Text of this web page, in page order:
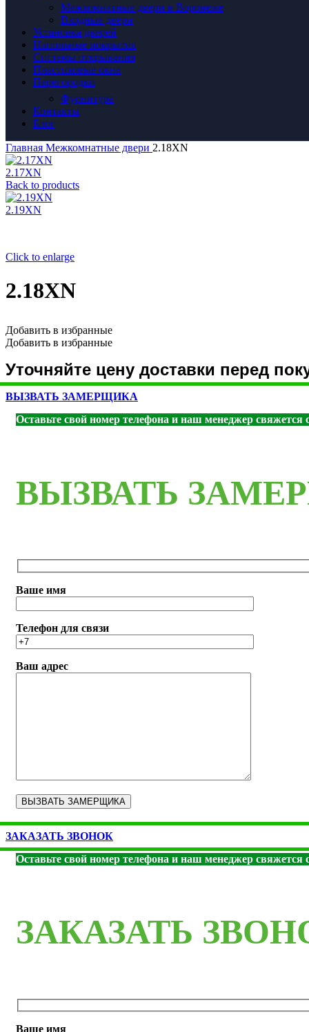
Межкомнатные двери в Воронеже
Входные двери
Установка дверей
Напольные покрытия
Системы открывания
Пластиковые окна
Перегородки
Фурнитура
Контакты
Блог
Главная Межкомнатные двери 2.18XN
2.17XN
Back to products
2.19XN
Click to enlarge
2.18XN
Добавить в избранные
Добавить в избранные
Уточняйте цену доставки перед
ВЫЗВАТЬ ЗАМЕРЩИКА
Оставьте свой номер телефона и наш менеджер свяжется
ВЫЗВАТЬ
Ваше имя
Телефон для связи
Ваш адрес
ЗАКАЗАТЬ ЗВОНОК
Оставьте свой номер телефона и наш менеджер свяжется
ЗАКАЗАТЬ
Ваше имя